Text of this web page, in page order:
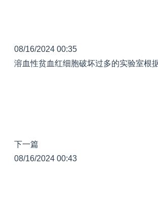
08/16/2024 00:35
溶血性贫血红细胞破坏过多的实验室根
下一篇
08/16/2024 00:43